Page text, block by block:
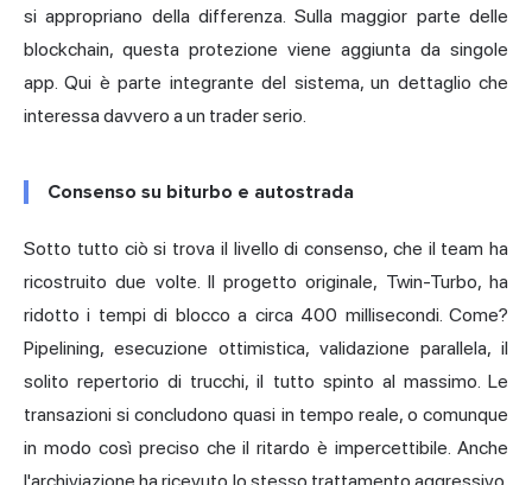
si appropriano della differenza. Sulla maggior parte delle
blockchain, questa protezione viene aggiunta da singole
app. Qui è parte integrante del sistema, un dettaglio che
interessa davvero a un trader serio.
Consenso su biturbo e autostrada
Sotto tutto ciò si trova il livello di consenso, che il team ha
ricostruito due volte. Il progetto originale, Twin-Turbo, ha
ridotto i tempi di blocco a circa 400 millisecondi. Come?
Pipelining, esecuzione ottimistica, validazione parallela, il
solito repertorio di trucchi, il tutto spinto al massimo. Le
transazioni si concludono quasi in tempo reale, o comunque
in modo così preciso che il ritardo è impercettibile. Anche